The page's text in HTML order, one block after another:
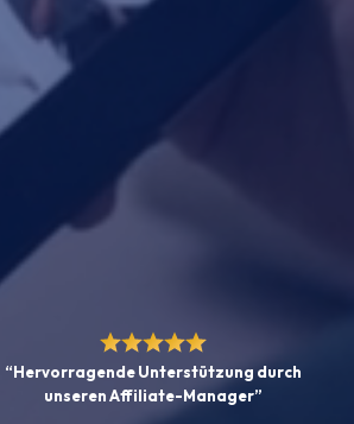
“Hervorragende Unterstützung durch
unseren Affiliate-Manager”